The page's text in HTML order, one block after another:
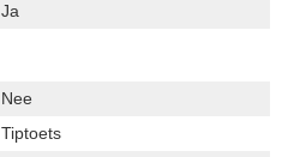
Ja
Nee
Tiptoets